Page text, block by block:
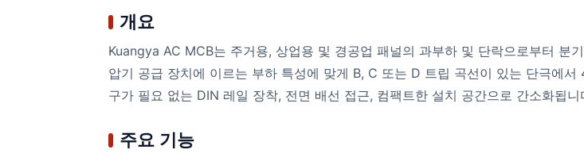
개요
Kuangya AC MCB는 주거용, 상업용 및 경공업 패널의 과부하 및 단락으로부터 분
압기 공급 장치에 이르는 부하 특성에 맞게 B, C 또는 D 트립 곡선이 있는 단극에
구가 필요 없는 DIN 레일 장착, 전면 배선 접근, 컴팩트한 설치 공간으로 간소화됩
주요 기능